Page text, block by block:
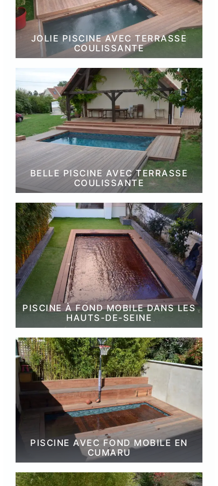
JOLIE PISCINE AVEC TERRASSE
COULISSANTE
BELLE PISCINE AVEC TERRASSE
COULISSANTE
PISCINE À FOND MOBILE DANS LES
HAUTS-DE-SEINE
PISCINE AVEC FOND MOBILE EN
CUMARU